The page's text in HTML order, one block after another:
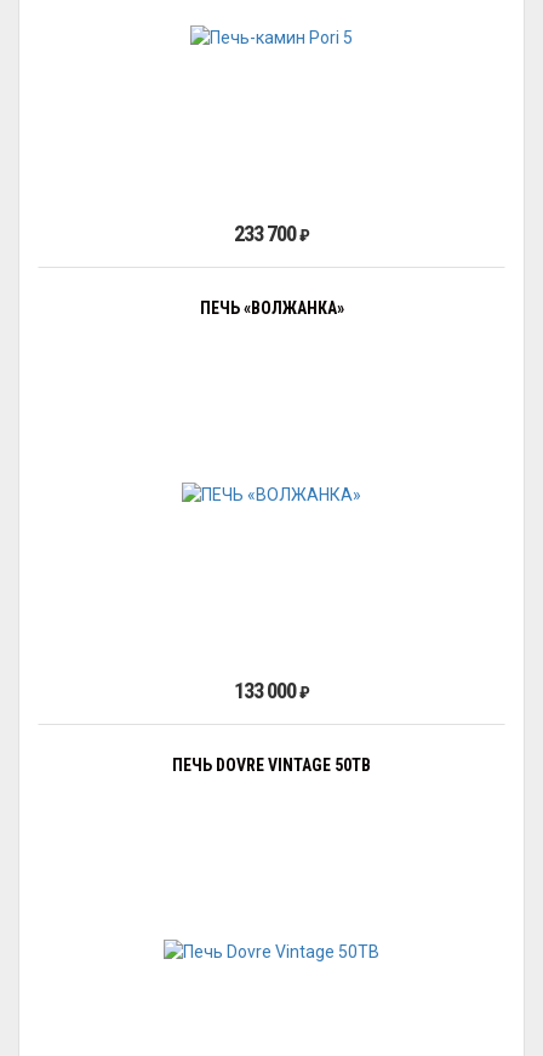
233 700₽
ПЕЧЬ «ВОЛЖАНКА»
133 000₽
ПЕЧЬ DOVRE VINTAGE 50TB